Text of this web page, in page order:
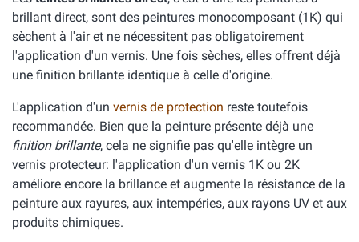
brillant direct, sont des peintures monocomposant (1K) qui
sèchent à l'air et ne nécessitent pas obligatoirement
l'application d'un vernis. Une fois sèches, elles offrent déjà
une finition brillante identique à celle d'origine.
L'application d'un vernis de protection reste toutefois
recommandée. Bien que la peinture présente déjà une
finition brillante, cela ne signifie pas qu'elle intègre un
vernis protecteur: l'application d'un vernis 1K ou 2K
améliore encore la brillance et augmente la résistance de la
peinture aux rayures, aux intempéries, aux rayons UV et aux
produits chimiques.